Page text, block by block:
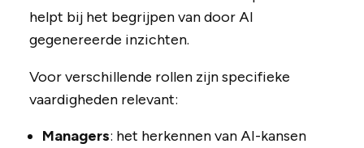
helpt bij het begrijpen van door AI
gegenereerde inzichten.
Voor verschillende rollen zijn specifieke
vaardigheden relevant:
Managers: het herkennen van AI-kansen